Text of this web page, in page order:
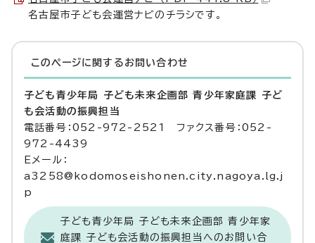
名古屋市子ども会運営ナビのチラシです。
このページに関する お問い合わせ
子ども青少年局 子ども未来企画部 青少年家庭課 子ど
も会活動の振興担当
電話番号：052-972-2521 ファクス番号：052-
972-4439
Eメール：
a3258@kodomoseishonen.city.nagoya.lg.j
p
子ども青少年局 子ども未来企画部 青少年家
庭課 子ども会活動の振興担当へのお問い合